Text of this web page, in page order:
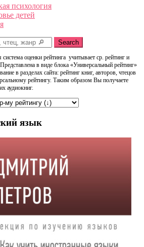
психология
детей
Search
оценки рейтинга учитывает ср. рейтинг и
в виде блока «Универсальный рейтинг»
в разделах сайта: рейтинг книг, авторов, чтецов
рейтингу. Таким образом Вы получаете
аудиокниг.
язык